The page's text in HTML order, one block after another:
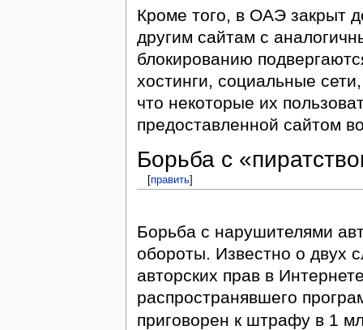
Кроме того, в ОАЭ закрыт
другим сайтам с
блокированию
хостинги, социальные
что некоторые их
предоставленной сайтом
Борьба с
[править]
Борьба с нарушителями
обороты. Известно о двух
авторских прав в
распространявшего
приговорен к штрафу в 1